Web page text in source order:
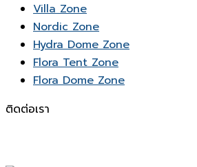
Villa Zone
Nordic Zone
Hydra Dome Zone
Flora Tent Zone
Flora Dome Zone
ติดต่อเรา